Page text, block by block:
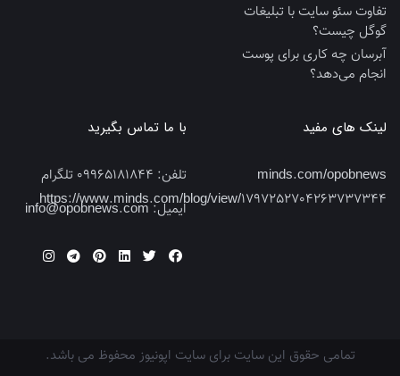
تفاوت سئو سایت با تبلیغات
گوگل چیست؟
آبرسان چه کاری برای پوست
انجام می‌دهد؟
لینک های مفید
minds.com/opobnews
https://www.minds.com/blog/view/1797252704263737344
با ما تماس بگیرید
تلفن:
ایمیل:info@opobnews.com
تمامی حقوق این سایت برای سایت اپونیوز محفوظ می باشد.